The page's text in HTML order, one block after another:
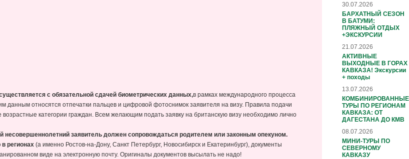
с обязательной сдачей биометрических данных,в рамках международного процесса
данным относятся отпечатки пальцев и цифровой фотоснимок заявителя на визу. Правила подачи
категории граждан. Всем желающим подать заявку на британскую визу необходимо лично
несовершеннолетний заявитель должен сопровождаться родителем или законным опекуном.
регионах (а именно Ростов-на-Дону, Санкт Петербург, Новосибирск и Екатеринбург), документы
виде на электронную почту. Оригиналы документов высылать не надо!
30.07.2026
БАРХАТНЫЙ СЕЗОН
В БАТУМИ:
ПЛЯЖНЫЙ ОТДЫХ
+ЭКСКУРСИИ
21.07.2026
АКТИВНЫЕ
ВЫХОДНЫЕ В ГОРАХ
КАВКАЗА! Экскурсии
+ походы
13.07.2026
КОМБИНИРОВАННЫЕ
ТУРЫ ПО РЕГИОНАМ
КАВКАЗА: ОТ
ДАГЕСТАНА ДО КМВ
08.07.2026
МИНИ-ТУРЫ ПО
СЕВЕРНОМУ
КАВКАЗУ